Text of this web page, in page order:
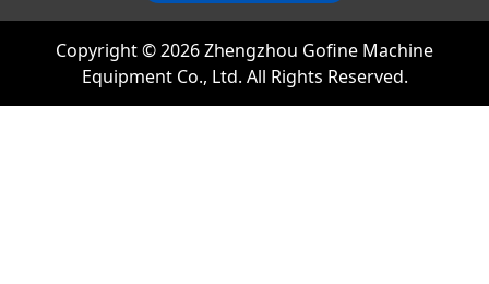
Copyright © 2026 Zhengzhou Gofine Machine
Equipment Co., Ltd. All Rights Reserved.